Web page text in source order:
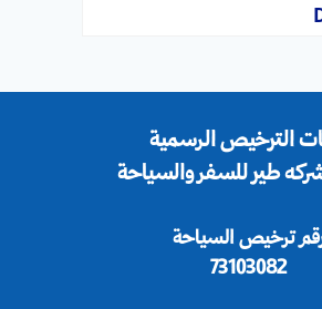
الترخيص الرسمية
طير للسفر والسياحة
ترخيص السياحة
73103082